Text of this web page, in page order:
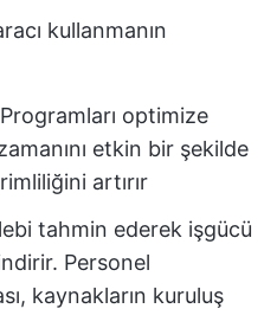
kullanmanın
optimize
etkin bir şekilde
artırır
tahmin ederek işgücü
Personel
kaynakların kuruluş